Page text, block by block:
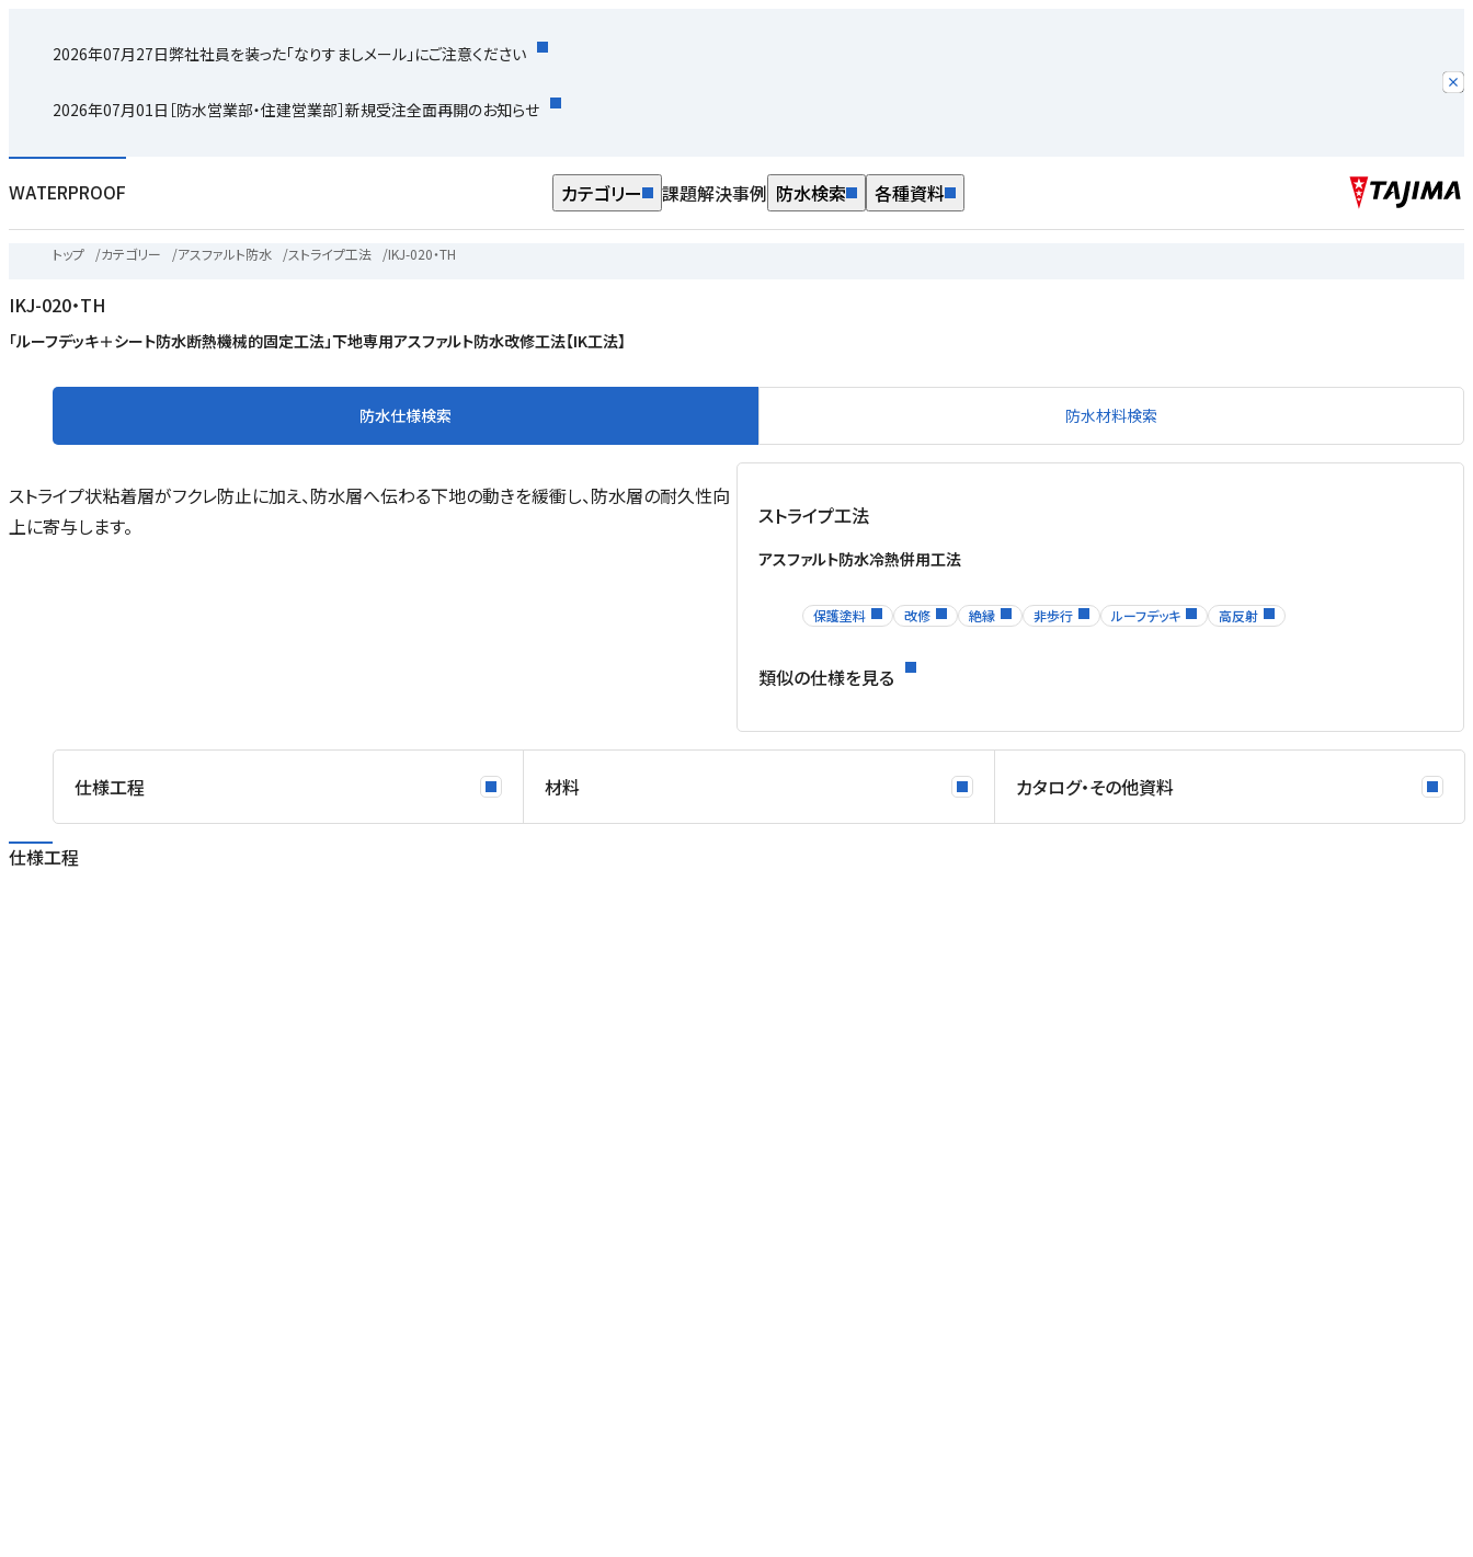
2026年07月27日弊社社員を装った「なりすましメール」にご注意ください
2026年07月01日 ［防水営業部・住建営業部］新規受注全面再開のお知らせ
WATERPROOF カテゴリー 課題解決事例 防水検索 各種資料
トップ /カテゴリー /アスファルト防水 /ストライプ工法 /IKJ-020・TH
IKJ-020・TH
「ルーフデッキ＋シート防水断熱機械的固定工法」下地専用アスファルト防水改修工法【IK工法】
防水仕様検索 防水材料検索
ストライプ状粘着層がフクレ防止に加え、防水層へ伝わる下地の動きを緩衝し、防水層の耐久性向
上に寄与します。
ストライプ工法
アスファルト防水冷熱併用工法
保護塗料 改修 絶縁 非歩行 ルーフデッキ 高反射
類似の仕様を見る
仕様工程 材料 カタログ・その他資料
仕様工程